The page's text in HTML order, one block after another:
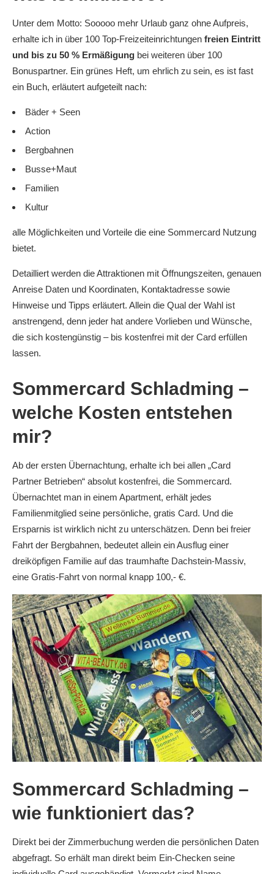
Unter dem Motto: Sooooo mehr Urlaub ganz ohne Aufpreis,
erhalte ich in über 100 Top-Freizeiteinrichtungen freien Eintritt
und bis zu 50 % Ermäßigung bei weiteren über 100
Bonuspartner. Ein grünes Heft, um ehrlich zu sein, es ist fast
ein Buch, erläutert aufgeteilt nach:
Bäder + Seen
Action
Bergbahnen
Busse+Maut
Familien
Kultur
alle Möglichkeiten und Vorteile die eine Sommercard Nutzung
bietet.
Detailliert werden die Attraktionen mit Öffnungszeiten, genauen
Anreise Daten und Koordinaten, Kontaktadresse sowie
Hinweise und Tipps erläutert. Allein die Qual der Wahl ist
anstrengend, denn jeder hat andere Vorlieben und Wünsche,
die sich kostengünstig – bis kostenfrei mit der Card erfüllen
lassen.
Sommercard Schladming –
welche Kosten entstehen
mir?
Ab der ersten Übernachtung, erhalte ich bei allen „Card
Partner Betrieben“ absolut kostenfrei, die Sommercard.
Übernachtet man in einem Apartment, erhält jedes
Familienmitglied seine persönliche, gratis Card. Und die
Ersparnis ist wirklich nicht zu unterschätzen. Denn bei freier
Fahrt der Bergbahnen, bedeutet allein ein Ausflug einer
dreiköpfigen Familie auf das traumhafte Dachstein-Massiv,
eine Gratis-Fahrt von normal knapp 100,- €.
Sommercard Schladming –
wie funktioniert das?
Direkt bei der Zimmerbuchung werden die persönlichen Daten
abgefragt. So erhält man direkt beim Ein-Checken seine